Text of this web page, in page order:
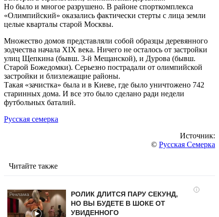
Но было и многое разрушено. В районе спорткомплекса
«Олимпийский» оказались фактически стерты с лица земли
целые кварталы старой Москвы.
Множество домов представляли собой образцы деревянного
зодчества начала XIX века. Ничего не осталось от застройки
улиц Щепкина (бывш. 3-й Мещанской), и Дурова (бывш.
Старой Божедомки). Серьезно пострадали от олимпийской
застройки и близлежащие районы.
Такая «зачистка» была и в Киеве, где было уничтожено 742
старинных дома. И все это было сделано ради недели
футбольных баталий.
Русская семерка
Источник:
© Русская Семерка
Читайте также
i
РОЛИК ДЛИТСЯ ПАРУ СЕКУНД,
НО ВЫ БУДЕТЕ В ШОКЕ ОТ
УВИДЕННОГО